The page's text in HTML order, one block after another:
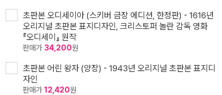
초판본 오디세이아 (스키버 금장 에디션, 한정판) - 1616년
오리지널 초판본 표지디자인, 크리스토퍼 놀란 감독 영화
『오디세이』 원작
판매가 34,200원
초판본 어린 왕자 (양장) - 1943년 오리지널 초판본 표지디
자인
판매가12,420원